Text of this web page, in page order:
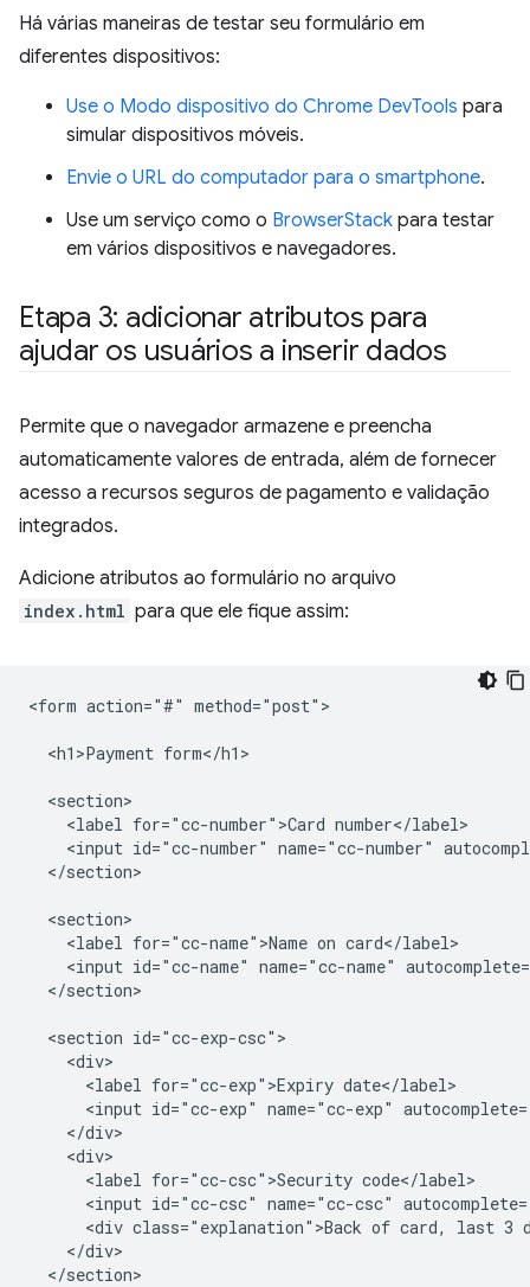
Há várias maneiras de testar seu formulário em
diferentes dispositivos:
Use o Modo dispositivo do Chrome DevTools para
simular dispositivos móveis.
Envie o URL do computador para o smartphone.
Use um serviço como o BrowserStack para testar
em vários dispositivos e navegadores.
Etapa 3: adicionar atributos para
ajudar os usuários a inserir dados
Permite que o navegador armazene e preencha
automaticamente valores de entrada, além de fornecer
acesso a recursos seguros de pagamento e validação
integrados.
Adicione atributos ao formulário no arquivo
index.html para que ele fique assim:
<form action="#" method="post">
  <h1>Payment form</h1>
  <section>
    <label for="cc-number">Card number</label>
<input id="cc-number" name="cc-number"
  </section>
  <section>
    <label for="cc-name">Name on card</label>
<input id="cc-name" name="cc-name"
  </section>
  <section id="cc-exp-csc">
    <div>
      <label for="cc-exp">Expiry date</label>
<input id="cc-exp" name="cc-exp"
    </div>
    <div>
      <label for="cc-csc">Security code</label>
<input id="cc-csc" name="cc-csc"
<div class="explanation">Back of card, last 3
    </div>
  </section>